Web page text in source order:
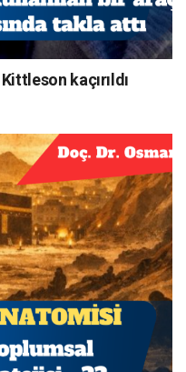
kaçırıldı